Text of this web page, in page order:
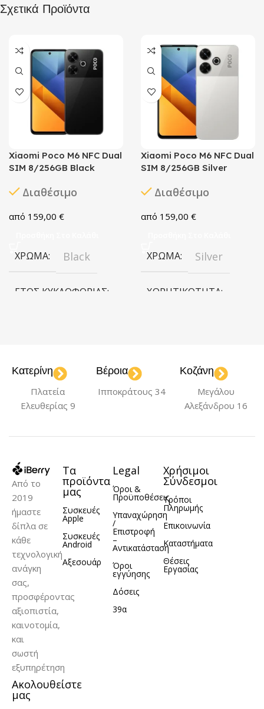
Σχετικά Προϊόντα
Xiaomi Poco M6 NFC Dual
SIM 8/256GB Black
Διαθέσιμο
159,00 €
ΧΡΏΜΑ Black
ΈΤΟΣ ΚΥΚΛΟΦΟΡΊΑΣ
256GB
Xiaomi Poco M6 NFC Dual
SIM 8/256GB Silver
Διαθέσιμο
159,00 €
ΧΡΏΜΑ Silver
ΧΩΡΗΤΙΚΌΤΗΤΑ
2023
Κατερίνη
Πλατεία
Ελευθερίας 9
Βέροια
Ιπποκράτους 34
Κοζάνη
Μεγάλου
Αλεξάνδρου 16
Από το
2019
ήμαστε
δίπλα σε
κάθε
τεχνολογική
ανάγκη
σας,
προσφέροντας
αξιοπιστία,
καινοτομία,
και
σωστή
εξυπηρέτηση
Ακολουθείστε
μας
Τα
προϊόντα
μας
Συσκευές
Apple
Συσκευές
Android
Αξεσουάρ
Legal
Όροι &
Προϋποθέσεις
Υπαναχώρηση
/
Επιστροφή
–
Αντικατάσταση
Όροι
εγγύησης
Δόσεις
39α
Χρήσιμοι
Σύνδεσμοι
Τρόποι
Πληρωμής
Επικοινωνία
Καταστήματα
Θέσεις
Εργασίας